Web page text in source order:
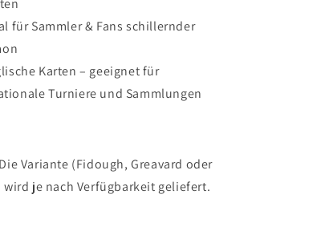
für Sammler & Fans schillernder
Karten – geeignet für
Turniere und Sammlungen
Variante (Fidough, Greavard oder
je nach Verfügbarkeit geliefert.